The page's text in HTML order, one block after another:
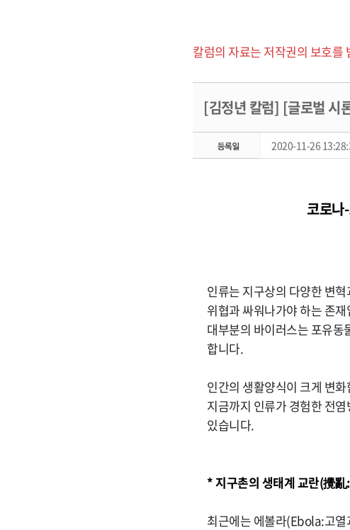
칼럼의 자료는 저작권의 보호를
[김정년 칼럼] [글로벌
2020-11-26
코로나
인류는 지구상의 다양한 변
위협과 싸워나가야 하는 존
대부분의 바이러스는 포유동
합니다.
인간의 생활양식이 크게 변
지금까지 인류가 경험한 전
있습니다.
* 지구촌의 생태계 교란(攪
최근에는 에볼라(Ebola:고